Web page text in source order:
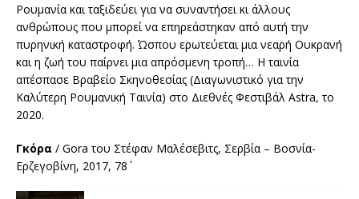
Ρουμανία και ταξιδεύει για να συναντήσει κι άλλους
ανθρώπους που μπορεί να επηρεάστηκαν από αυτή την
πυρηνική καταστροφή. Ώσπου ερωτεύεται μια νεαρή Ουκρανή
και η ζωή του παίρνει μια απρόσμενη τροπή… Η ταινία
απέσπασε Βραβείο Σκηνοθεσίας (Διαγωνιστικό για την
Καλύτερη Ρουμανική Ταινία) στο Διεθνές Φεστιβάλ Astra, το
2020.
Γκόρα / Gora του Στέφαν Μαλέσεβιτς, Σερβία – Βοσνία-
Ερζεγοβίνη, 2017, 78΄